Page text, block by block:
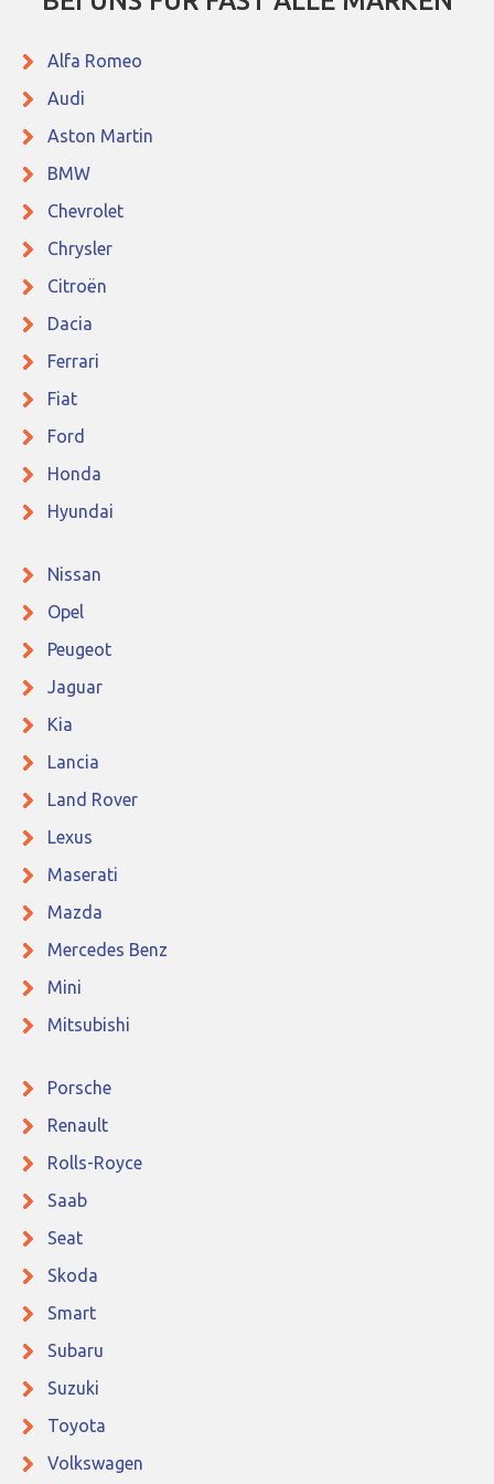
Alfa Romeo
Audi
Aston Martin
BMW
Chevrolet
Chrysler
Citroën
Dacia
Ferrari
Fiat
Ford
Honda
Hyundai
Nissan
Opel
Peugeot
Jaguar
Kia
Lancia
Land Rover
Lexus
Maserati
Mazda
Mercedes Benz
Mini
Mitsubishi
Porsche
Renault
Rolls-Royce
Saab
Seat
Skoda
Smart
Subaru
Suzuki
Toyota
Volkswagen